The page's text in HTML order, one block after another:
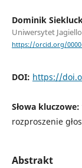
Dominik
Uniwersytet
https://orcid.org/
DOI: https://
Słowa kluczowe:
rozproszenie
Abstrakt